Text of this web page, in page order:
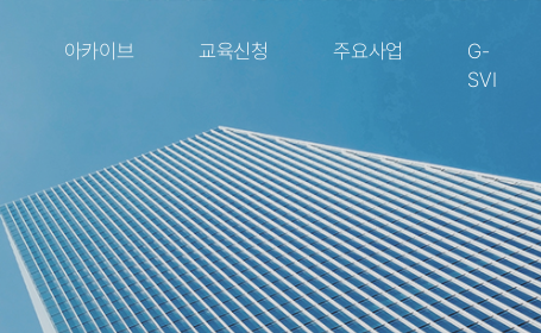
아카이브 교육신청 주요사업
G-
SVI